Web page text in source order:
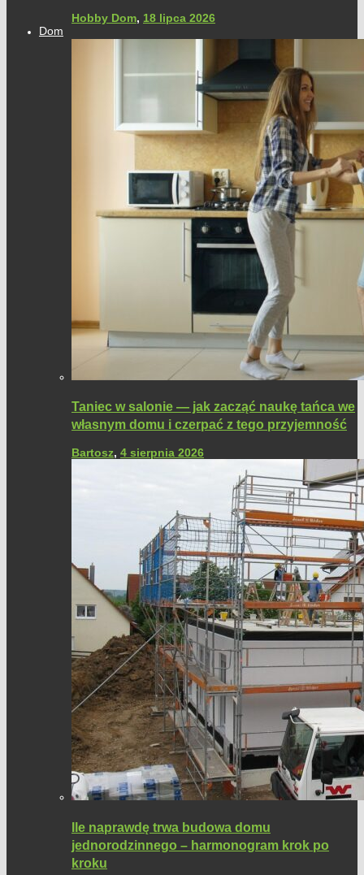
Hobby Dom, 18 lipca 2026
Dom
Taniec w salonie — jak zacząć naukę tańca we
własnym domu i czerpać z tego przyjemność
Bartosz, 4 sierpnia 2026
Ile naprawdę trwa budowa domu
jednorodzinnego – harmonogram krok po
kroku